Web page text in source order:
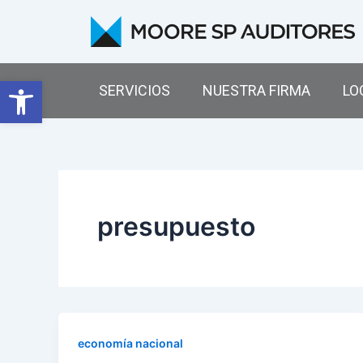
Abrir barra de herramientas
SERVICIOS NUESTRA FIRMA
presupuesto
economía nacional